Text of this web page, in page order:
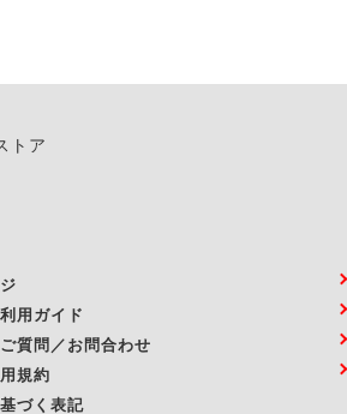
トア
用ガイド
質問／お問合わせ
規約
づく表記